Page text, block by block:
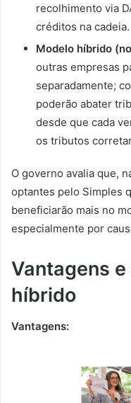
recolhimento via
créditos na cadeia.
Modelo híbrido
outras empresas
separadamente;
poderão abater
desde que cada
os tributos
O governo avalia que,
optantes pelo Simples
beneficiarão mais no
especialmente por
Vantagens
híbrido
Vantagens: